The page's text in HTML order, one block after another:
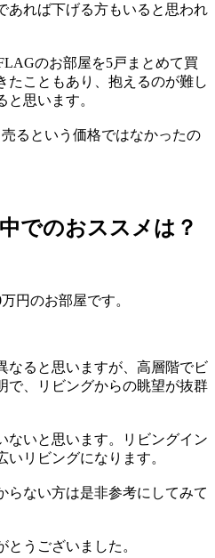
あれば下げる方もいると思われ
のお部屋を5戸まとめて買
たこともあり、抱えるのが難し
と思います。
るという価格ではなかったの
でのおススメは？
円のお部屋です。
なると思いますが、高層階でビ
で、リビングからの眺望が抜群
ないと思います。リビングイン
リビングになります。
らない方は是非参考にしてみて
うございました。